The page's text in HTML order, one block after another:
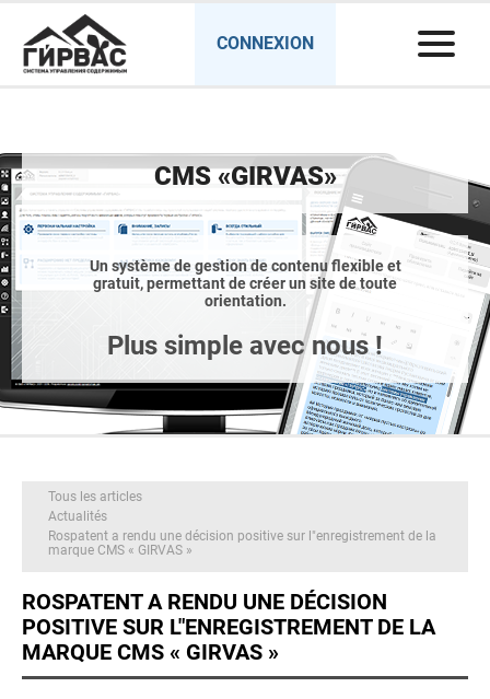
CONNEXION
CMS «GIRVAS»
Un système de gestion de contenu flexible et
gratuit, permettant de créer un site de toute
orientation.
Plus simple avec nous !
Tous les articles
Actualités
Rospatent a rendu une décision positive sur l"enregistrement de la
marque CMS « GIRVAS »
ROSPATENT A RENDU UNE DÉCISION
POSITIVE SUR L"ENREGISTREMENT DE LA
MARQUE CMS « GIRVAS »